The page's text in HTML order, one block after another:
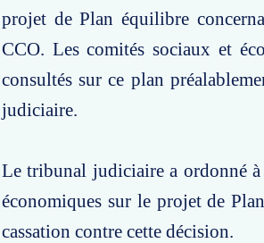
projet de Plan équilibre
CCO. Les comités sociaux et
consultés sur ce plan
judiciaire.
Le tribunal judiciaire a ordonné
économiques sur le projet de
cassation contre cette décision.